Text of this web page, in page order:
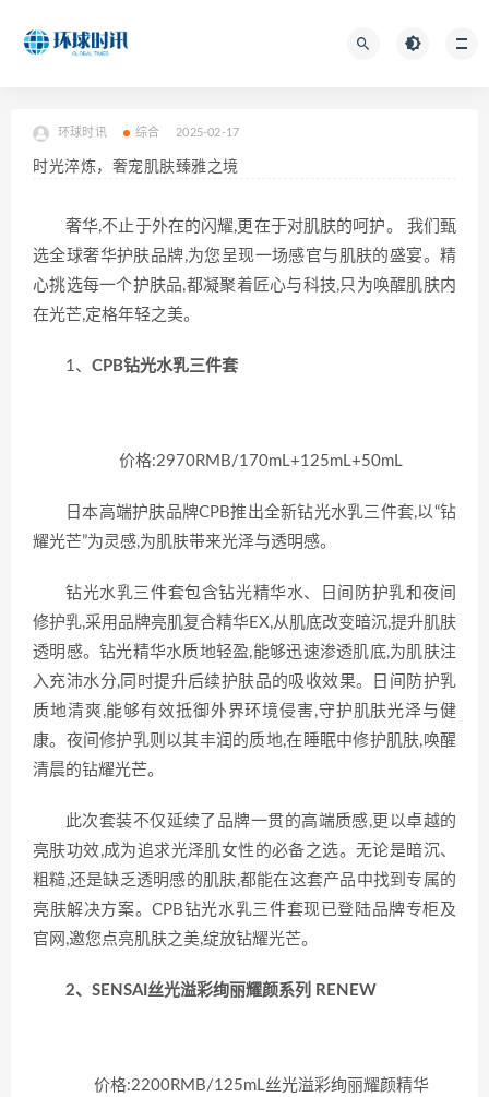
环球时讯 综合 2025-02-17
时光淬炼，奢宠肌肤臻雅之境
奢华,不止于外在的闪耀,更在于对肌肤的呵护。 我们甄
选全球奢华护肤品牌,为您呈现一场感官与肌肤的盛宴。精
心挑选每一个护肤品,都凝聚着匠心与科技,只为唤醒肌肤内
在光芒,定格年轻之美。
1、 CPB钻光水乳三件套
价格:2970RMB/170mL+125mL+50mL
日本高端护肤品牌CPB推出全新钻光水乳三件套,以“钻
耀光芒”为灵感,为肌肤带来光泽与透明感。
钻光水乳三件套包含钻光精华水、日间防护乳和夜间
修护乳,采用品牌亮肌复合精华EX,从肌底改变暗沉,提升肌肤
透明感。钻光精华水质地轻盈,能够迅速渗透肌底,为肌肤注
入充沛水分,同时提升后续护肤品的吸收效果。日间防护乳
质地清爽,能够有效抵御外界环境侵害,守护肌肤光泽与健
康。夜间修护乳则以其丰润的质地,在睡眠中修护肌肤,唤醒
清晨的钻耀光芒。
此次套装不仅延续了品牌一贯的高端质感,更以卓越的
亮肤功效,成为追求光泽肌女性的必备之选。无论是暗沉、
粗糙,还是缺乏透明感的肌肤,都能在这套产品中找到专属的
亮肤解决方案。CPB钻光水乳三件套现已登陆品牌专柜及
官网,邀您点亮肌肤之美,绽放钻耀光芒。
2、 SENSAI丝光溢彩绚丽耀颜系列 RENEW
价格:2200RMB/125mL丝光溢彩绚丽耀颜精华